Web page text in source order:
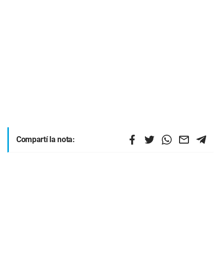
Compartí la nota: